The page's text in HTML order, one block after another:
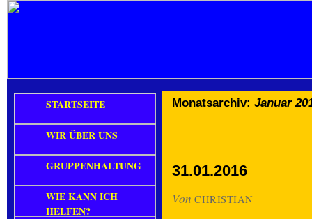
Monatsarchiv: Januar
31.01.2016
Von CHRISTIAN
STARTSEITE
WIR ÜBER UNS
GRUPPENHALTUNG
WIE KANN ICH
HELFEN?